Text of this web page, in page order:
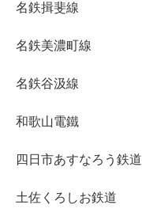
名鉄揖斐線
名鉄美濃町線
名鉄谷汲線
和歌山電鐵
四日市あすなろう鉄道
土佐くろしお鉄道